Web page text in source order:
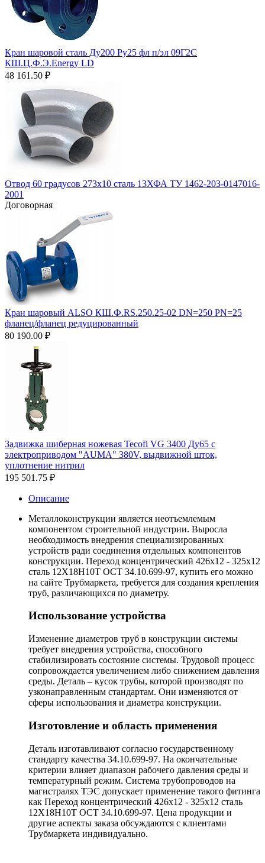
Кран шаровой сталь Ду200 Ру25 фл п/эл 09Г2С
КШ.Ц.Ф.Э.Energy LD
48 161.50 ₽
Отвод 60 градусов 273х10 сталь 13ХФА ТУ 1462-203-0147016-
2001
Договорная
Кран шаровый ALSO КШ.Ф.RS.250.25-02 DN=250 PN=25
фланец/фланец редуцированный
80 190.00 ₽
Задвижка шиберная ножевая Tecofi VG 3400 Ду65 с
электроприводом "AUMA" 380V, выдвижной шток,
уплотнение нитрил
195 501.75 ₽
Описание
Металлоконструкции является неотъемлемым
компонентом строительной индустрии. Выросла
необходимость внедрения специализированных
устройств ради соединения отдельных компонентов
конструкции. Переход концентрический 426х12 - 325х12
сталь 12Х18Н10Т ОСТ 34.10.699-97, купить его можно
на сайте Трубмаркета, требуется для создания крепления
труб, различающихся по диаметру.
Использование устройства
Изменение диаметров труб в конструкции системы
требует внедрения устройства, способного
стабилизировать состояние системы. Трудовой процесс
сопровождается увеличением либо снижением давления
среды. Деталь – кусок трубы, которой производят по
узконаправленным стандартам. Они изменяются от
сферы использования и диаметра конструкции.
Изготовление и область применения
Деталь изготавливают согласно государственному
стандарту качества 34.10.699-97. На окончательные
критерии влияет диапазон рабочего давления среды и
температурный режим. Система трубопроводов на
магистралях ТЭС допускает применение такого фитинга
как Переход концентрический 426х12 - 325х12 сталь
12Х18Н10Т ОСТ 34.10.699-97. Цена продукции и
другие аспекты заказа обсуждаются с клиентами
Трубмаркета индивидуально.